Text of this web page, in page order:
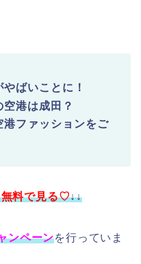
ばいことに！
港は成田？
ファッションをご
料で見る♡↓↓
ンペーンを行っていま